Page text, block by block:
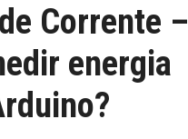
Corrente –
energia